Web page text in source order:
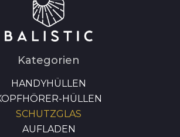
Kategorien
HANDYHÜLLEN
HÜLLEN
SCHUTZGLAS
AUFLADEN